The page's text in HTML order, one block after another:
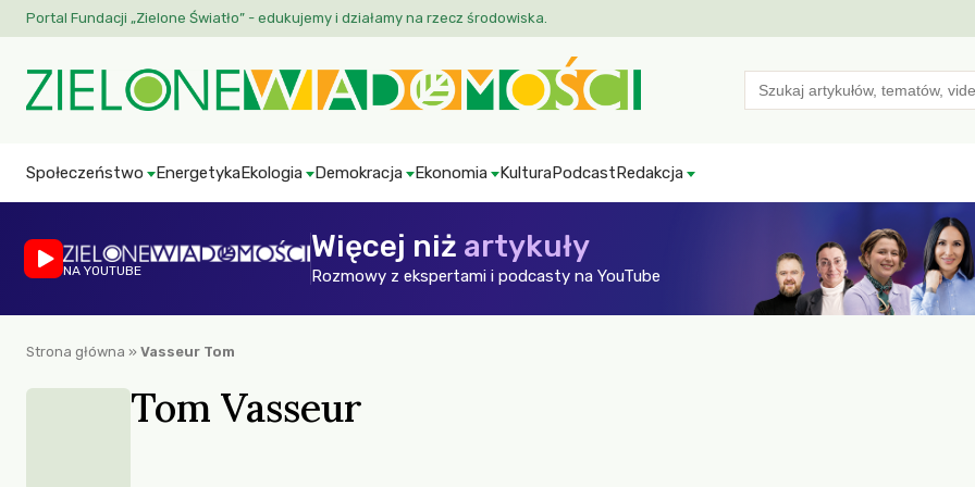
Portal Fundacji „Zielone Światło” - edukujemy i działamy na rzecz środowiska.
Search
for:
Społeczeństwo EnergetykaEkologia Demokracja Ekonomia KulturaPodcastRedakcja
NA YOUTUBE
Więcej niż artykuły
Rozmowy z ekspertami i podcasty na YouTube
Strona główna » Vasseur Tom
Tom Vasseur